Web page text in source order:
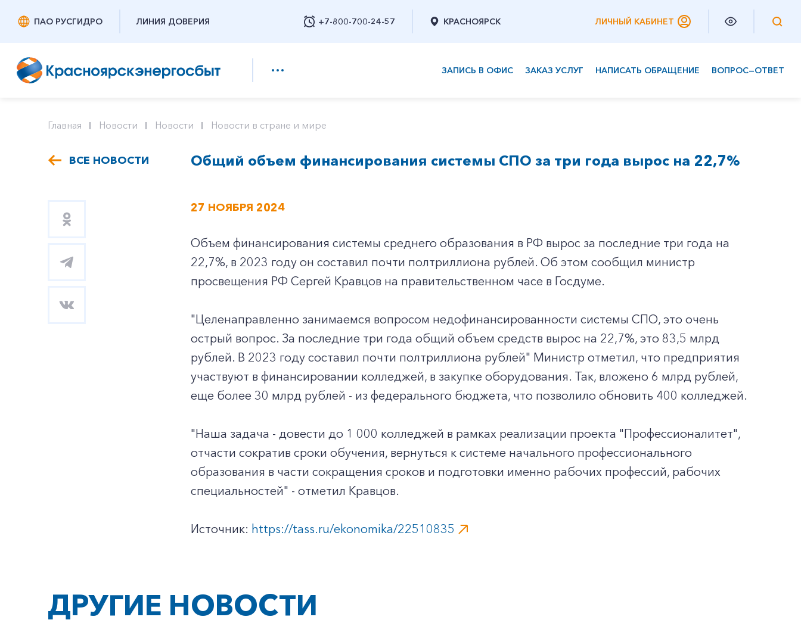
ПАО РУСГИДРО ЛИНИЯ ДОВЕРИЯ +7-800-700-24-57
Заказать обратный звонок
КРАСНОЯРСК ЛИЧНЫЙ КАБИНЕТ
ЗАПИСЬ В ОФИС ЗАКАЗ УСЛУГ НАПИСАТЬ ОБРАЩЕНИЕ ВОПРОС—ОТВЕТ
Главная Новости Новости Новости в стране и мире
ВСЕ НОВОСТИ Общий объем финансирования системы СПО за три года вырос на 22,7%
27 НОЯБРЯ 2024
Объем финансирования системы среднего образования в РФ вырос за последние три года на
22,7%, в 2023 году он составил почти полтриллиона рублей. Об этом сообщил министр
просвещения РФ Сергей Кравцов на правительственном часе в Госдуме.
"Целенаправленно занимаемся вопросом недофинансированности системы СПО, это очень
острый вопрос. За последние три года общий объем средств вырос на 22,7%, это 83,5 млрд
рублей. В 2023 году составил почти полтриллиона рублей" Министр отметил, что предприятия
участвуют в финансировании колледжей, в закупке оборудования. Так, вложено 6 млрд рублей,
еще более 30 млрд рублей - из федерального бюджета, что позволило обновить 400 колледжей.
"Наша задача - довести до 1 000 колледжей в рамках реализации проекта "Профессионалитет",
отчасти сократив сроки обучения, вернуться к системе начального профессионального
образования в части сокращения сроков и подготовки именно рабочих профессий, рабочих
специальностей" - отметил Кравцов.
Источник: https://tass.ru/ekonomika/22510835
ДРУГИЕ НОВОСТИ